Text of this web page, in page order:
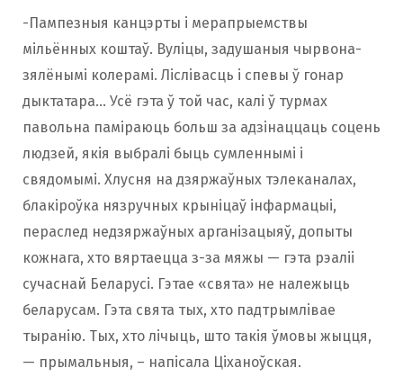
-Пампезныя канцэрты і мерапрыемствы
мільённых коштаў. Вуліцы, задушаныя чырвона-
зялёнымі колерамі. Ліслівасць і спевы ў гонар
дыктатара… Усё гэта ў той час, калі ў турмах
павольна паміраюць больш за адзінаццаць соцень
людзей, якія выбралі быць сумленнымі і
свядомымі. Хлусня на дзяржаўных тэлеканалах,
блакіроўка нязручных крыніцаў інфармацыі,
пераслед недзяржаўных арганізацыяў, допыты
кожнага, хто вяртаецца з-за мяжы — гэта рэаліі
сучаснай Беларусі. Гэтае «свята» не належыць
беларусам. Гэта свята тых, хто падтрымлівае
тыранію. Тых, хто лічыць, што такія ўмовы жыцця,
— прымальныя, – напісала Ціханоўская.